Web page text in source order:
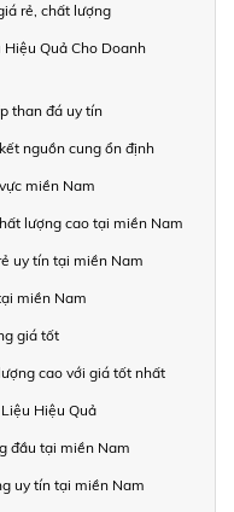
rẻ, chất lượng
Quả Cho Doanh
than đá uy tín
nguồn cung ổn định
miền Nam
lượng cao tại miền Nam
uy tín tại miền Nam
miền Nam
giá tốt
cao với giá tốt nhất
Hiệu Quả
đầu tại miền Nam
uy tín tại miền Nam